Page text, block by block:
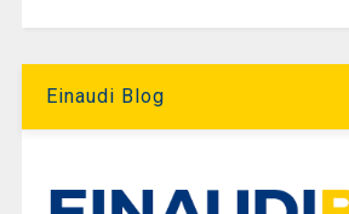
Einaudi Blog